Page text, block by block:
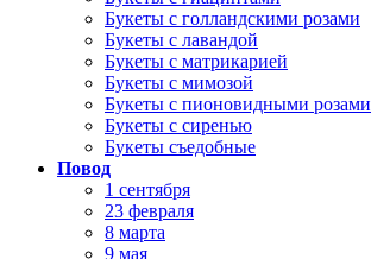
Букеты с голландскими розами
Букеты с лавандой
Букеты с матрикарией
Букеты с мимозой
Букеты с пионовидными розами
Букеты с сиренью
Букеты съедобные
Повод
1 сентября
23 февраля
8 марта
9 мая